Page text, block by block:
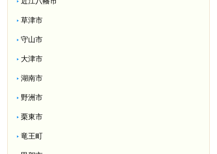
草津市
守山市
大津市
湖南市
野洲市
栗東市
竜王町